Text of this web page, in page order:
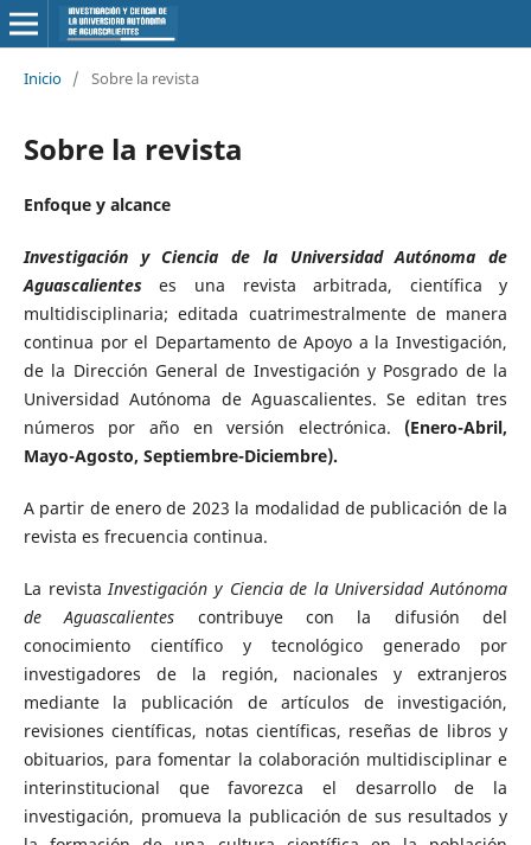
Inicio / Sobre la revista
Sobre la revista
Enfoque y alcance
Investigación y Ciencia de la Universidad Autónoma de
Aguascalienteses una revista arbitrada, científica y
multidisciplinaria; editada cuatrimestralmente de manera
continua por el Departamento de Apoyo a la Investigación,
de la Dirección General de Investigación y Posgrado de la
Universidad Autónoma de Aguascalientes. Se editan tres
números por año en versión electrónica. (Enero-Abril,
Mayo-Agosto, Septiembre-Diciembre).
A partir de enero de 2023 la modalidad de publicación de la
revista es frecuencia continua.
La revistaInvestigación y Ciencia de la Universidad Autónoma
de Aguascalientes contribuye con la difusión del
conocimiento científico y tecnológico generado por
investigadores de la región, nacionales y extranjeros
mediante la publicación de artículos de investigación,
revisiones científicas, notas científicas, reseñas de libros y
obituarios, para fomentar la colaboración multidisciplinar e
interinstitucional que favorezca el desarrollo de la
investigación, promueva la publicación de sus resultados y